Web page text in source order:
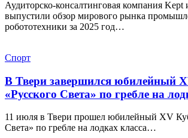
Аудиторско-консалтинговая компания
выпустили обзор мирового рынка
робототехники за 2025 год…
Спорт
В Твери завершился юбилейный
«Русского Света» по гребле на
11 июля в Твери прошел юбилейный XV
Света» по гребле на лодках класса…